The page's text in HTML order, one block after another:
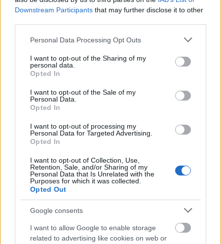
Downstream Participants that may further disclose it to other
Please note that this website/app uses one or more Google
not limited to your visit or usage behaviour. You may click to
grant or deny consent to Google and its third-party tags to
use your data for below specified purposes in below Google
consent section.
Personal Data Processing Opt Outs
I want to opt-out of the Sharing of my
personal data.
Opted In
I want to opt-out of the Sale of my
Personal Data.
Opted In
I want to opt-out of processing my
Personal Data for Targeted Advertising.
Opted In
I want to opt-out of Collection, Use,
Retention, Sale, and/or Sharing of my
Personal Data that Is Unrelated with the
Purposes for which it was collected.
Opted Out
Google consents
I want to allow Google to enable storage
related to advertising like cookies on web or
Andreas Matthae egy kis takarítást végez az új
vonaton